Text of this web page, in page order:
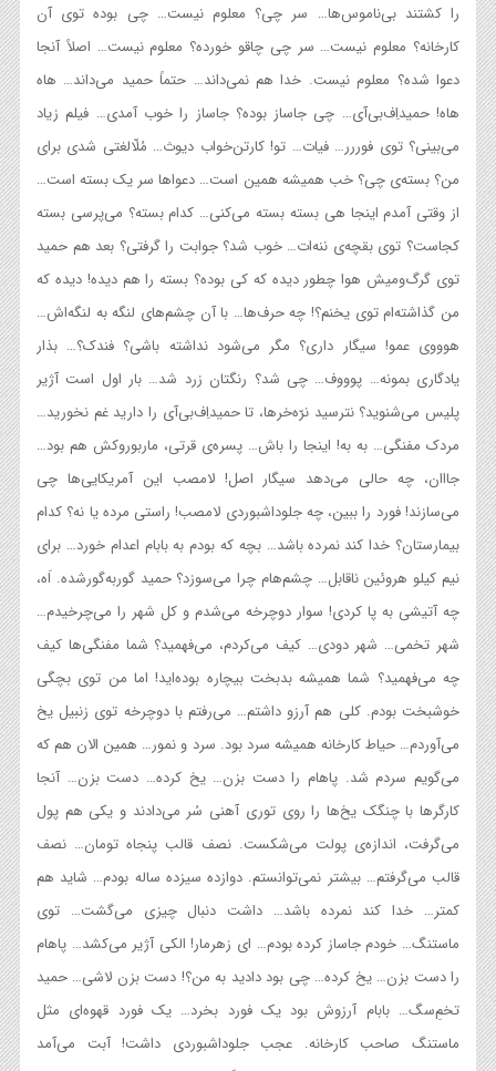
را کشتند بی‌ناموس‌ها… سر چی؟ معلوم نیست… چی بوده توی آن
کارخانه؟ معلوم نیست… سر چی چاقو خورده؟ معلوم نیست… اصلاً آنجا
دعوا شده؟ معلوم نیست. خدا هم نمی‌داند… حتماً حمید می‌داند… هاه‌
هاه! حمیداِف‌‌بی‌آی… چی جاساز بوده؟ جاساز را خوب آمدی… فیلم زیاد
می‌بینی؟ توی فوررر… فیات… تو! کارتن‌خواب دیوث… مُلّالغتی شدی برای
من؟ بسته‌ی چی؟ خب همیشه همین است… دعواها سر یک بسته است…
از وقتی آمدم اینجا هی بسته بسته می‌کنی… کدام بسته؟ می‌پرسی بسته
کجاست؟ توی بقچه‌ی ننه‌ات… خوب شد؟ جوابت را گرفتی؟ بعد هم حمید
توی گرگ‌ومیش هوا چطور دیده که کی بوده؟ بسته را هم دیده! دیده که
من گذاشته‌ام توی یخنم؟! چه حرف‌ها… با آن چشم‌های لنگه‌ به‌ لنگه‌اش…
هوووی عمو! سیگار داری؟ مگر می‌شود نداشته باشی؟ فندک؟… بذار
یادگاری بمونه… پوووف… چی شد؟ رنگتان زرد شد… بار اول است آژیر
پلیس می‌شنوید؟ نترسید نرّه‌خرها، تا حمیداِف‌بی‌آی را دارید غم نخورید…
مردک مفنگی… به به! اینجا را باش… پسره‌ی قرتی، ماربوروکش هم بود…
جااان، چه حالی می‌دهد سیگار اصل! لامصب این آمریکایی‌ها چی
می‌سازند! فورد را ببین، چه جلوداشبوردی لامصب! راستی مرده یا نه؟ کدام
بیمارستان؟ خدا کند نمرده باشد… بچه که بودم به بابام اعدام خورد… برای
نیم کیلو هروئین ناقابل… چشم‌هام چرا می‌سوزد؟ حمید گوربه‌گورشده. اَه،
چه آتیشی به پا کردی! سوار دوچرخه می‌شدم و کل شهر را می‌چرخیدم…
شهر تخمی… شهر دودی… کیف می‌کردم، می‌فهمید؟ شما مفنگی‌ها کیف
چه می‌فهمید؟ شما همیشه بدبخت بیچاره بوده‌اید! اما من توی بچگی
خوشبخت بودم. کلی هم آرزو داشتم… می‌رفتم با دوچرخه توی زنبیل یخ
می‌آوردم… حیاط کارخانه همیشه سرد بود. سرد و نمور… همین الان هم که
می‌گویم سردم شد. پاهام را دست بزن… یخ کرده… دست بزن… آنجا
کارگرها با چنگک یخ‌ها را روی توری آهنی سُر می‌دادند و یکی هم پول
می‌گرفت، اندازه‌ی پولت می‌شکست. نصف قالب پنجاه تومان… نصف
قالب می‌گرفتم… بیشتر نمی‌توانستم. دوازده سیزده ساله بودم… شاید هم
کمتر… خدا کند نمرده باشد… داشت دنبال چیزی می‌گشت… توی
ماستنگ… خودم جاساز کرده بودم… ای زهرمار! الکی آژیر می‌کشد… پاهام
را دست بزن… یخ کرده… چی بود دادید به من؟! دست بزن لاشی… حمید
تخمِ‌سگ… بابام آرزوش بود یک فورد بخرد… یک فورد قهوه‌ای مثل
ماستنگ صاحب کارخانه. عجب جلوداشبوردی داشت! آبت می‌آمد